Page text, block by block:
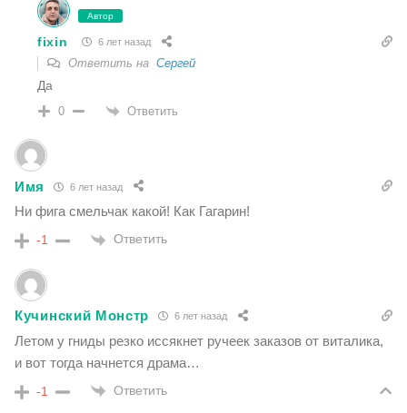
Автор
fixin 6 лет назад
Ответить на Сергей
Да
0 Ответить
Имя 6 лет назад
Ни фига смельчак какой! Как Гагарин!
-1 Ответить
Кучинский Монстр 6 лет назад
Летом у гниды резко иссякнет ручеек заказов от виталика,
и вот тогда начнется драма…
-1 Ответить